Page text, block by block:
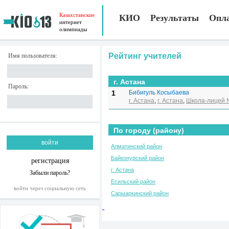
Казахстанские
интернет
олимпиады
КИО Результаты
Имя пользователя:
Пароль:
регистрация
Забыли пароль?
войти через социальную сеть
Рейтинг учителей
г. Астана
1
Бибигуль Косыбаева
г. Астана, г. Астана, Школа-лицей
По городу (району)
Алматинский район
Байконурский район
г. Астана
Есильский район
Сарыаркинский район